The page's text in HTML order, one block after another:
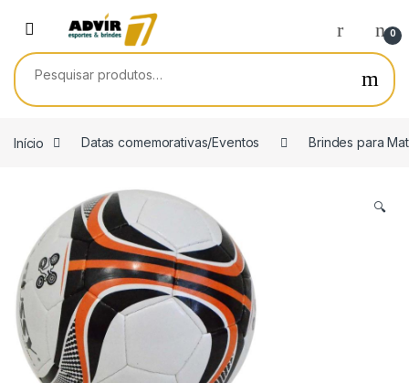
0
Pesquisar por:
Início Datas comemorativas/Eventos Brindes para
🔍